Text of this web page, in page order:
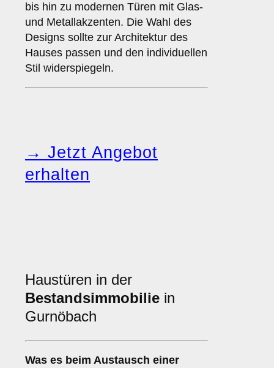
bis hin zu modernen Türen mit Glas-
und Metallakzenten. Die Wahl des
Designs sollte zur Architektur des
Hauses passen und den individuellen
Stil widerspiegeln.
→ Jetzt Angebot
erhalten
Haustüren in der
Bestandsimmobilie in
Gurnöbach
Was es beim Austausch einer